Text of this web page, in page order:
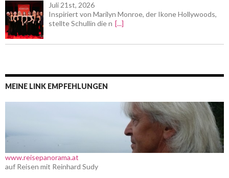
Juli 21st, 2026
Inspiriert von Marilyn Monroe, der Ikone Hollywoods,
stellte Schullin die n [...]
MEINE LINK EMPFEHLUNGEN
www.reisepanorama.at
auf Reisen mit Reinhard Sudy